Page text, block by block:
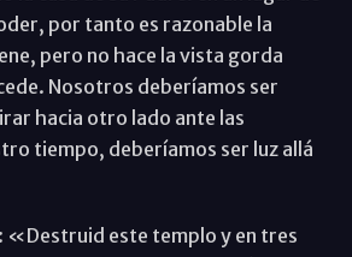
por tanto es razonable la
pero no hace la vista gorda
Nosotros deberíamos ser
hacia otro lado ante las
tiempo, deberíamos ser luz allá
«Destruid este templo y en tres